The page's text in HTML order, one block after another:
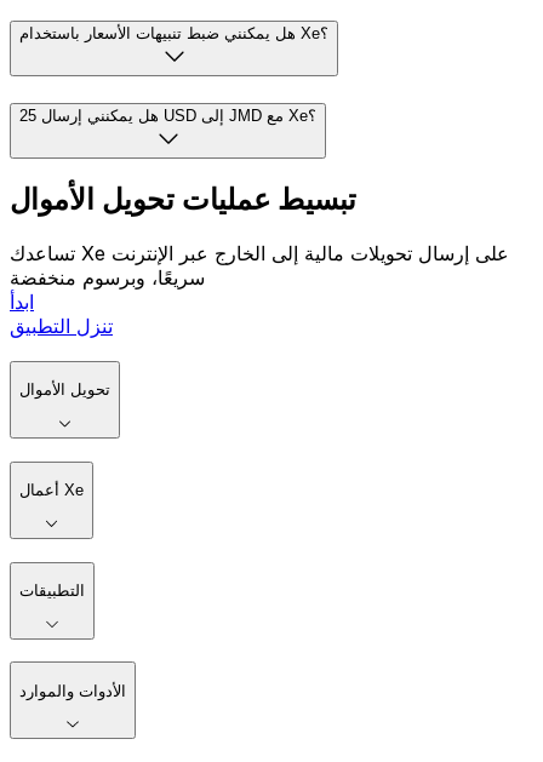
هل يمكنني ضبط تنبيهات الأسعار باستخدام Xe؟
هل يمكنني إرسال 25 USD إلى JMD مع Xe؟
تبسيط عمليات تحويل الأموال
تساعدك Xe على إرسال تحويلات مالية إلى الخارج عبر الإنترنت
سريعًا، وبرسوم منخفضة
ابدأ
تنزل التطبيق
تحويل الأموال
أعمال Xe
التطبيقات
الأدوات والموارد